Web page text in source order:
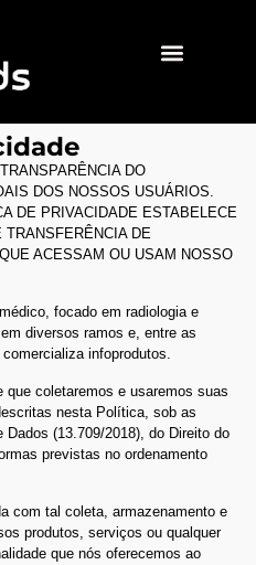
DO
DOS NOSSOS USUÁRIOS.
DE PRIVACIDADE ESTABELECE
DE
ACESSAM OU USAM NOSSO
focado em radiologia e
diversos ramos e, entre as
infoprodutos.
coletaremos e usaremos suas
nesta Política, sob as
(13.709/2018), do Direito do
previstas no ordenamento
com tal coleta, armazenamento e
produtos, serviços ou qualquer
que nós oferecemos ao